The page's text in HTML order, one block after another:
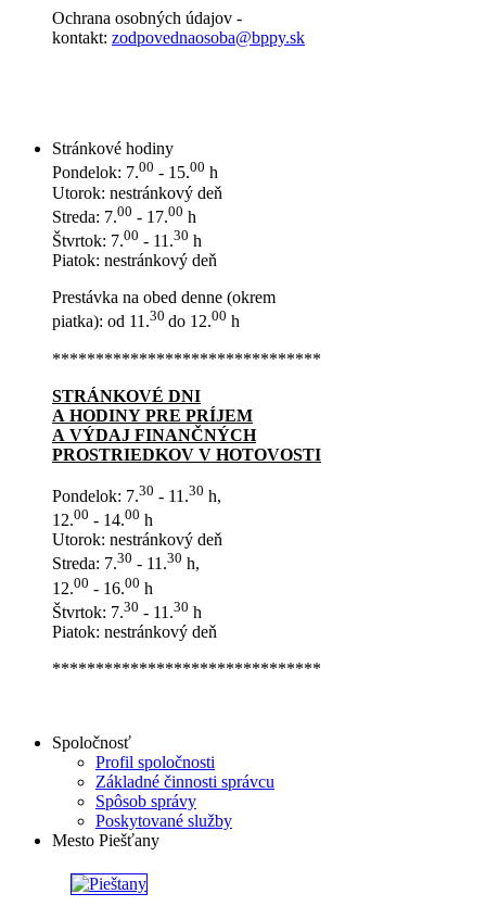
Ochrana osobných údajov -
kontakt: zodpovednaosoba@bppy.sk
Stránkové hodiny
Pondelok: 7.00 - 15.00 h
Utorok: nestránkový deň
Streda: 7.00 - 17.00 h
Štvrtok: 7.00 - 11.30 h
Piatok: nestránkový deň
Prestávka na obed denne (okrem
piatka): od 11.30 do 12.00 h
*******************************
STRÁNKOVÉ DNI
A HODINY PRE PRÍJEM
A VÝDAJ FINANČNÝCH
PROSTRIEDKOV V HOTOVOSTI
Pondelok: 7.30 - 11.30 h,
12.00 - 14.00 h
Utorok: nestránkový deň
Streda: 7.30 - 11.30 h,
12.00 - 16.00 h
Štvrtok: 7.30 - 11.30 h
Piatok: nestránkový deň
*******************************
Spoločnosť
Profil spoločnosti
Základné činnosti správcu
Spôsob správy
Poskytované služby
Mesto Piešťany